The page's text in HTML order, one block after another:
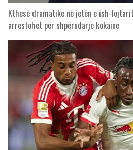
Kthesë dramatike në jetën e ish-
arrestohet për shpërndarje kokaine